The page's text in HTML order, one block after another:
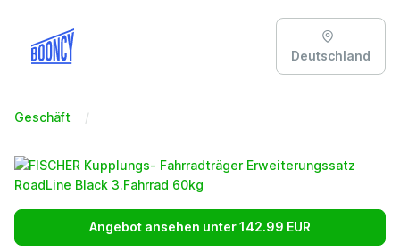
Deutschland
Geschäft
Angebot ansehen unter 142.99 EUR